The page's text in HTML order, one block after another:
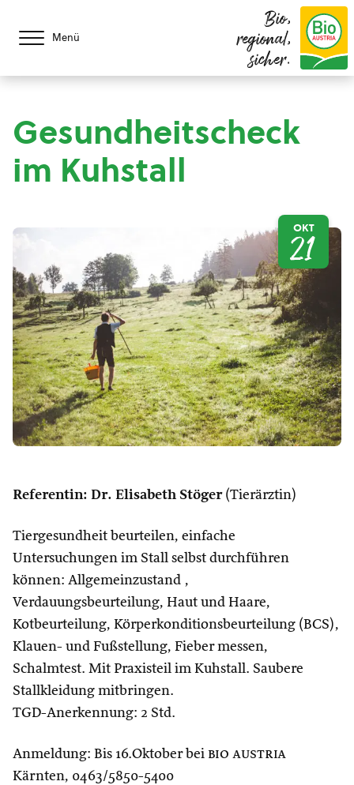
Menü
Bio,
regional,
sicher.
Gesundheitscheck
im Kuhstall
OKT
21
Referentin: Dr. Elisabeth Stöger(Tierärztin)
Tiergesundheit beurteilen, einfache
Untersuchungen im Stall selbst durchführen
können: Allgemeinzustand ,
Verdauungsbeurteilung, Haut und Haare,
Kotbeurteilung, Körperkonditionsbeurteilung (BCS),
Klauen- und Fußstellung, Fieber messen,
Schalmtest. Mit Praxisteil im Kuhstall. Saubere
Stallkleidung mitbringen.
TGD-Anerkennung: 2 Std.
Anmeldung: Bis 16.Oktober bei bio austria
Kärnten, 0463/5850-5400